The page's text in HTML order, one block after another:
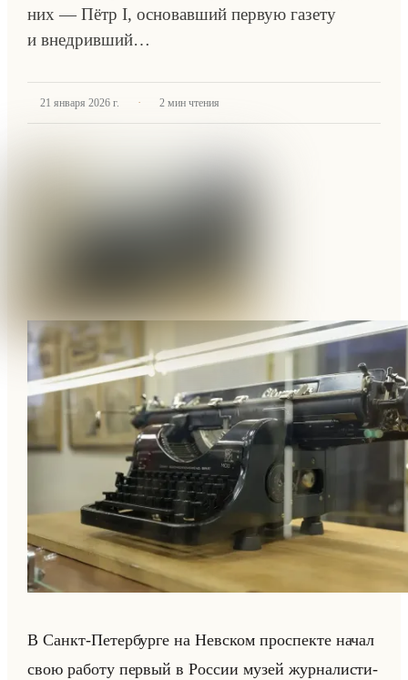
них — Пётр I, основавший первую газету
и внедривший…
21 января 2026 г. · 2 мин чтения
В Санкт-Пе­тер­бур­ге на Нев­ском про­спек­те начал
свою ра­бо­ту пер­вый в Рос­сии музей жур­на­ли­сти­